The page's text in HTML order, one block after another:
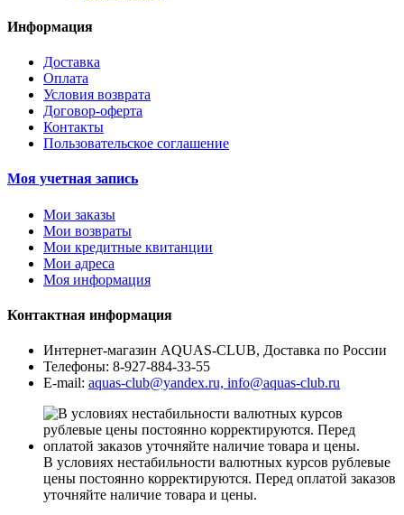
Информация
Доставка
Оплата
Условия возврата
Договор-оферта
Контакты
Пользовательское соглашение
Моя учетная запись
Мои заказы
Мои возвраты
Мои кредитные квитанции
Мои адреса
Моя информация
Контактная информация
Интернет-магазин AQUAS-CLUB, Доставка по России
Телефоны: 8-927-884-33-55
E-mail: aquas-club@yandex.ru, info@aquas-club.ru
В условиях нестабильности валютных курсов рублевые
цены постоянно корректируются. Перед оплатой заказов
уточняйте наличие товара и цены.